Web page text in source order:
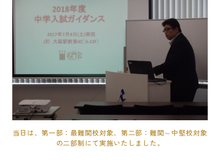
会社概要プライバシーポリシー
カスタマーハラスメントに対する基本方針
リソー教育グループについて
名門会 公式SNS
名門会note「プロが明かす合格のヒン
当日は、第一部：最難関校対象、第二部：難関～中堅校対象
の二部制にて実施いたしました。